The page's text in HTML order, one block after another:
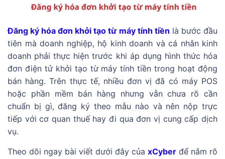
Đăng ký hóa đơn khởi tạo từ máy tính tiền là bước đầu
tiên mà doanh nghiệp, hộ kinh doanh và cá nhân kinh
doanh phải thực hiện trước khi áp dụng hình thức hóa
đơn điện tử khởi tạo từ máy tính tiền trong hoạt động
bán hàng. Trên thực tế, nhiều đơn vị đã có máy POS
hoặc phần mềm bán hàng nhưng vẫn chưa rõ cần
chuẩn bị gì, đăng ký theo mẫu nào và nên nộp trực
tiếp với cơ quan thuế hay đi qua đơn vị cung cấp dịch
vụ.
Theo dõi ngay bài viết dưới đây của xCyber để nắm rõ